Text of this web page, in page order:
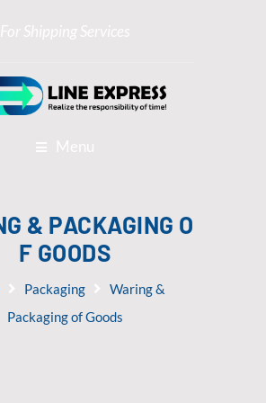
For Shipping Services
Menu
& PACKAGING O
F GOODS
Packaging
Waring &
Packaging of Goods